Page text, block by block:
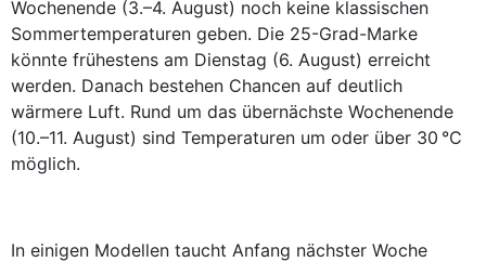
Wochenende (3.–4. August) noch keine klassischen
Sommertemperaturen geben. Die 25-Grad-Marke
könnte frühestens am Dienstag (6. August) erreicht
werden. Danach bestehen Chancen auf deutlich
wärmere Luft. Rund um das übernächste Wochenende
(10.–11. August) sind Temperaturen um oder über 30 °C
möglich.
In einigen Modellen taucht Anfang nächster Woche